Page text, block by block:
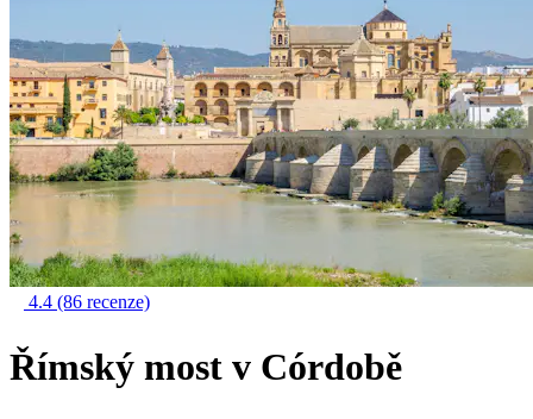
4.4 (86 recenze)
Římský most v Córdobě